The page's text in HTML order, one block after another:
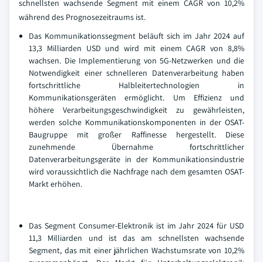
schnellsten wachsende Segment mit einem CAGR von 10,2%
während des Prognosezeitraums ist.
Das Kommunikationssegment beläuft sich im Jahr 2024 auf
13,3 Milliarden USD und wird mit einem CAGR von 8,8%
wachsen. Die Implementierung von 5G-Netzwerken und die
Notwendigkeit einer schnelleren Datenverarbeitung haben
fortschrittliche Halbleitertechnologien in
Kommunikationsgeräten ermöglicht. Um Effizienz und
höhere Verarbeitungsgeschwindigkeit zu gewährleisten,
werden solche Kommunikationskomponenten in der OSAT-
Baugruppe mit großer Raffinesse hergestellt. Diese
zunehmende Übernahme fortschrittlicher
Datenverarbeitungsgeräte in der Kommunikationsindustrie
wird voraussichtlich die Nachfrage nach dem gesamten OSAT-
Markt erhöhen.
Das Segment Consumer-Elektronik ist im Jahr 2024 für USD
11,3 Milliarden und ist das am schnellsten wachsende
Segment, das mit einer jährlichen Wachstumsrate von 10,2%